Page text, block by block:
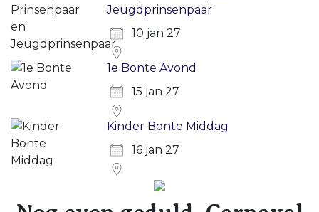
Jeugdprinsenpaar
10 jan 27
1e Bonte Avond
15 jan 27
Kinder Bonte Middag
16 jan 27